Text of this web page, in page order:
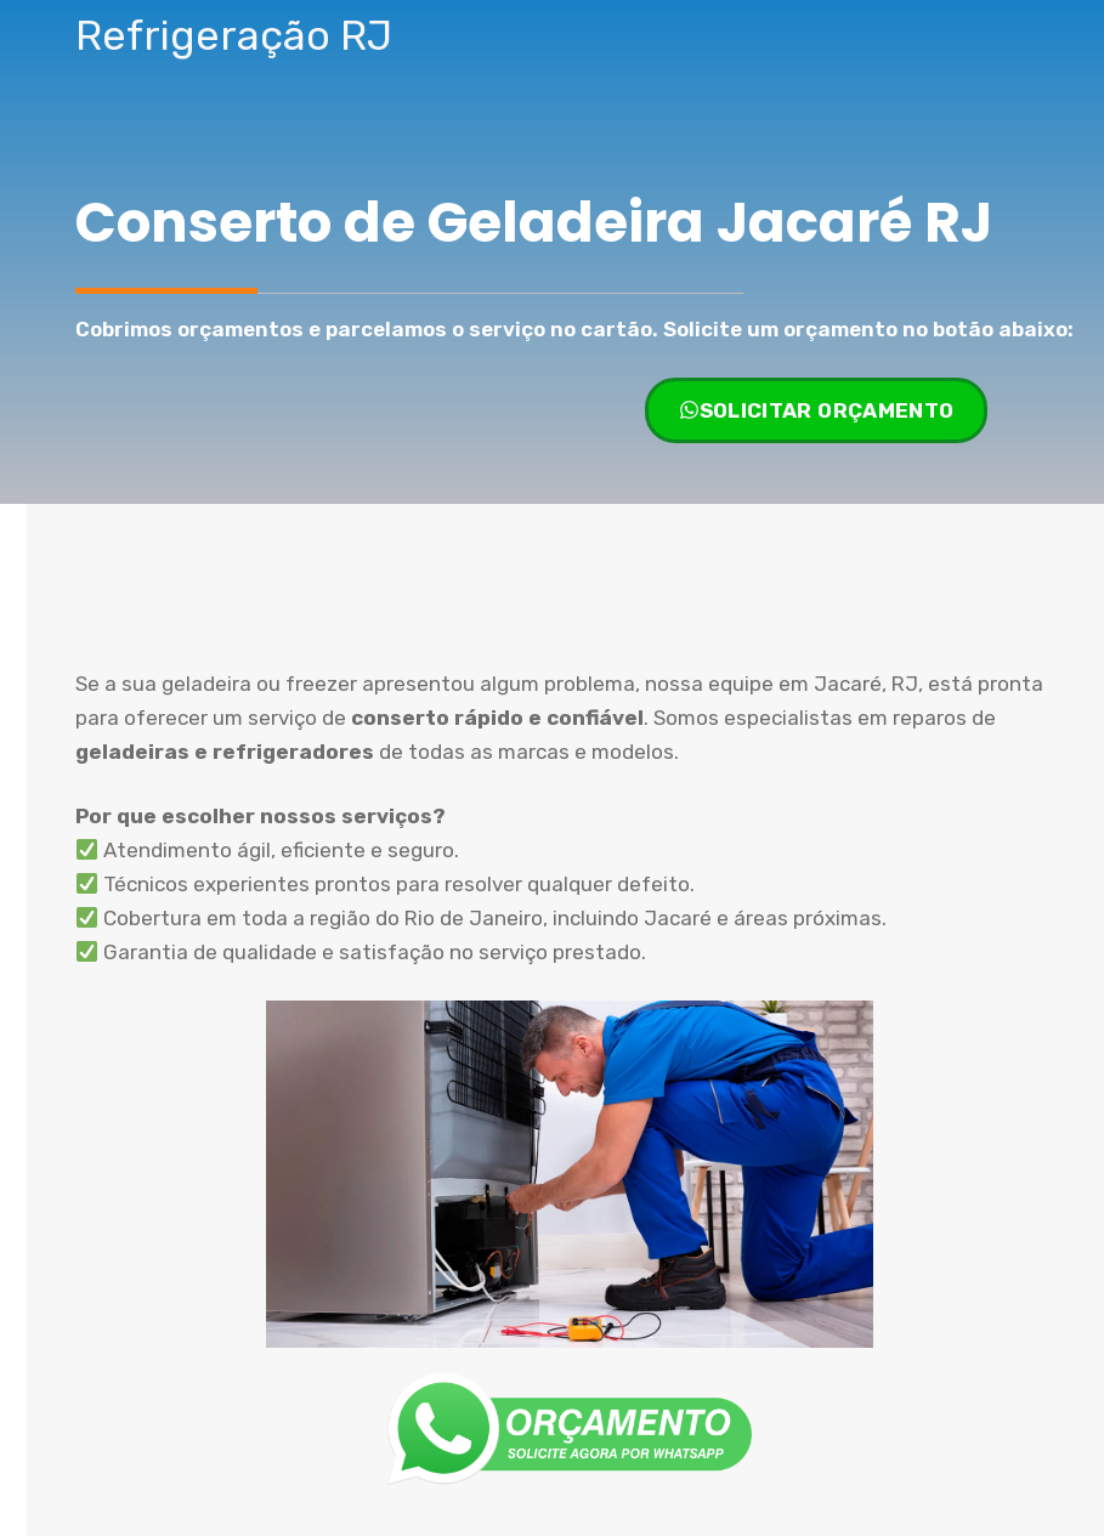
Refrigeração RJ
Conserto de Geladeira Jacaré RJ
Cobrimos orçamentos e parcelamos o serviço no cartão. Solicite um orçamento no botão abaixo:
SOLICITAR ORÇAMENTO
Se a sua geladeira ou freezer apresentou algum problema, nossa equipe em Jacaré, RJ, está pronta
para oferecer um serviço de conserto rápido e confiável. Somos especialistas em reparos de
geladeiras e refrigeradores de todas as marcas e modelos.
Por que escolher nossos serviços?
Atendimento ágil, eficiente e seguro.
Técnicos experientes prontos para resolver qualquer defeito.
Cobertura em toda a região do Rio de Janeiro, incluindo Jacaré e áreas próximas.
Garantia de qualidade e satisfação no serviço prestado.